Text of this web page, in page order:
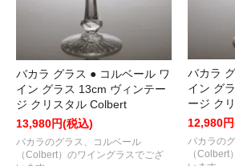
バカラ グラス ● コルベール ワ
イン グラス 13cm ヴィンテー
ジ クリスタル Colbert
13,980円(税込)
バカラのグラス、コルベール
（Colbert）のワイングラスでござ
バカラ
イン グ
ージ ク
12,980
バカラの
（